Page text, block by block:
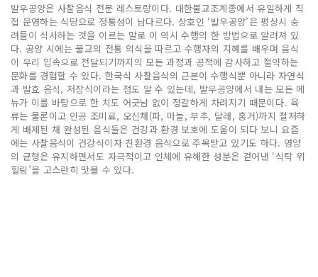
발우공양은 사찰음식 전문 레스토랑이다. 대한불교조계종에서 유일하게 직
접 운영하는 식당으로 정통성이 남다르다. 상호인 ‘발우공양’은 평상시 승
려들이 식사하는 것을 이르는 말로 이 역시 수행의 한 방법으로 알려져 있
다. 공양 시에는 불교의 전통 의식을 따르고 수행자의 지혜를 배우며 음식
이 우리 입속으로 전달되기까지의 모든 과정과 공적에 감사하고 절약하는
문화를 경험할 수 있다. 한국식 사찰음식의 근본이 수행식뿐 아니라 자연식
과 발효 음식, 저장식이라는 점도 알 수 있는데, 발우공양에서 내는 모든 메
뉴가 이를 바탕으로 한 치도 어긋남 없이 정갈하게 차려지기 때문이다. 육
류는 물론이고 인공 조미료, 오신채(파, 마늘, 부추, 달래, 홍거)까지 철저하
게 배제된 채 완성된 음식들은 건강과 환경 보호에 도움이 되다 보니 요즘
에는 사찰음식이 건강식이자 친환경 음식으로 주목받고 있기도 하다. 영양
의 균형은 유지하면서도 자극적이고 인체에 유해한 성분은 걷어낸 ‘식탁 위
힐링’을 고스란히 맛볼 수 있다.